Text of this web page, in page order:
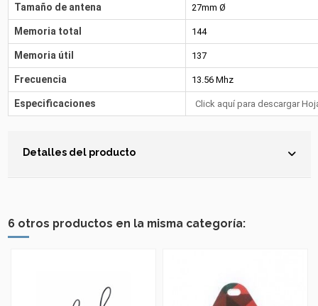
Tamaño de antena 27mm Ø
Memoria total 144
Memoria útil 137
Frecuencia 13.56 Mhz
Especificaciones Click aquí para descargar
Detalles del producto
6 otros productos en la misma categoría: